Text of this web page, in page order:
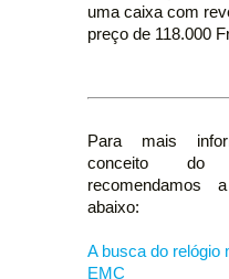
uma caixa com
preço de 118.000
Para mais
conceito do
recomendamos
abaixo:
A busca do relógio
EMC